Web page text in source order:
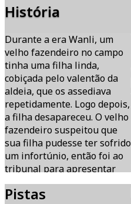
História
Durante a era Wanli, um
velho fazendeiro no campo
tinha uma filha linda,
cobiçada pelo valentão da
aldeia, que os assediava
repetidamente. Logo depois,
a filha desapareceu. O velho
fazendeiro suspeitou que
sua filha pudesse ter sofrido
um infortúnio, então foi ao
tribunal para apresentar
uma queixa.
Inesperadamente, ao chegar
Pistas